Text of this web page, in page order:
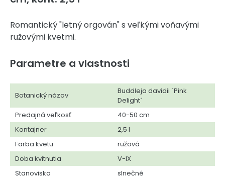
Romantický "letný orgován" s veľkými voňavými
ružovými kvetmi.
Parametre a vlastnosti
Botanický názov
Buddleja davidii ´Pink
Delight´
Predajná veľkosť
40-50 cm
Kontajner
2,5 l
Farba kvetu
ružová
Doba kvitnutia
V-IX
Stanovisko
slnečné